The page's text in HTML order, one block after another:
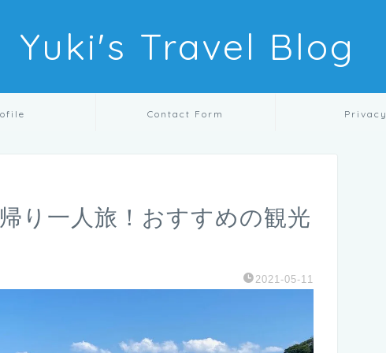
Yuki's Travel Blog
Contact Form Privacy
り一人旅！おすすめの観光
2021-05-11